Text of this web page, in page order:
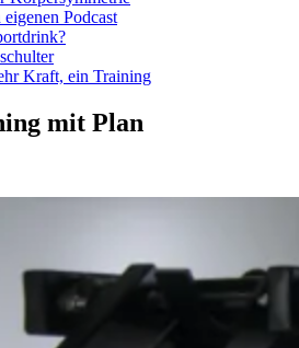
Podcast
Kraft, ein Training
mit Plan